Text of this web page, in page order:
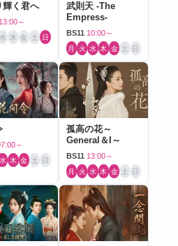
輝く君へ
13:00～
水 木 金 土 日
武則天 -The
Empress-
BS11 10:00～
月 火 水 木 金 土 日
～
水 木 金 土 日
孤高の花～
General＆I～
BS11 13:00～
月 火 水 木 金 土 日